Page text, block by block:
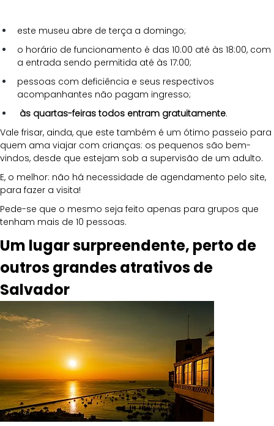
este museu abre de terça a domingo;
o horário de funcionamento é das 10:00 até às 18:00, com
a entrada sendo permitida até às 17:00;
pessoas com deficiência e seus respectivos
acompanhantes não pagam ingresso;
às quartas-feiras todos entram gratuitamente.
Vale frisar, ainda, que este também é um ótimo passeio para
quem ama viajar com crianças: os pequenos são bem-
vindos, desde que estejam sob a supervisão de um adulto.
E, o melhor: não há necessidade de agendamento pelo site,
para fazer a visita!
Pede-se que o mesmo seja feito apenas para grupos que
tenham mais de 10 pessoas.
Um lugar surpreendente, perto de
outros grandes atrativos de
Salvador